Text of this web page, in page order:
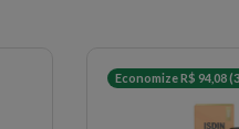
Economize R$ 94,08